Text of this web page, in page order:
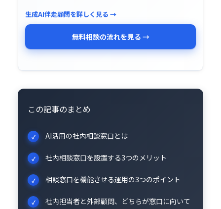
生成AI伴走顧問を詳しく見る →
無料相談の流れを見る →
この記事のまとめ
AI活用の社内相談窓口とは
社内相談窓口を設置する3つのメリット
相談窓口を機能させる運用の3つのポイント
社内担当者と外部顧問、どちらが窓口に向いて